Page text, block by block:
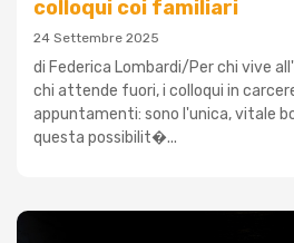
colloqui coi familiari
24 Settembre 2025
di Federica Lombardi/Per chi vive
chi attende fuori, i colloqui in
appuntamenti: sono l'unica, vitale
questa possibilit�...